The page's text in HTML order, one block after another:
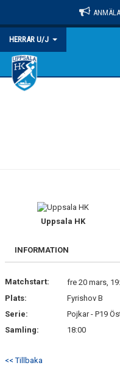
HERRAR U/J
HEM
DOKUMENT
KONTAKT
Uppsala HK
INFORMATION
Matchstart:
fre 20 mars,
Plats:
Fyrishov B
Serie:
Pojkar - P19
Samling:
18:00
<< Tillbaka